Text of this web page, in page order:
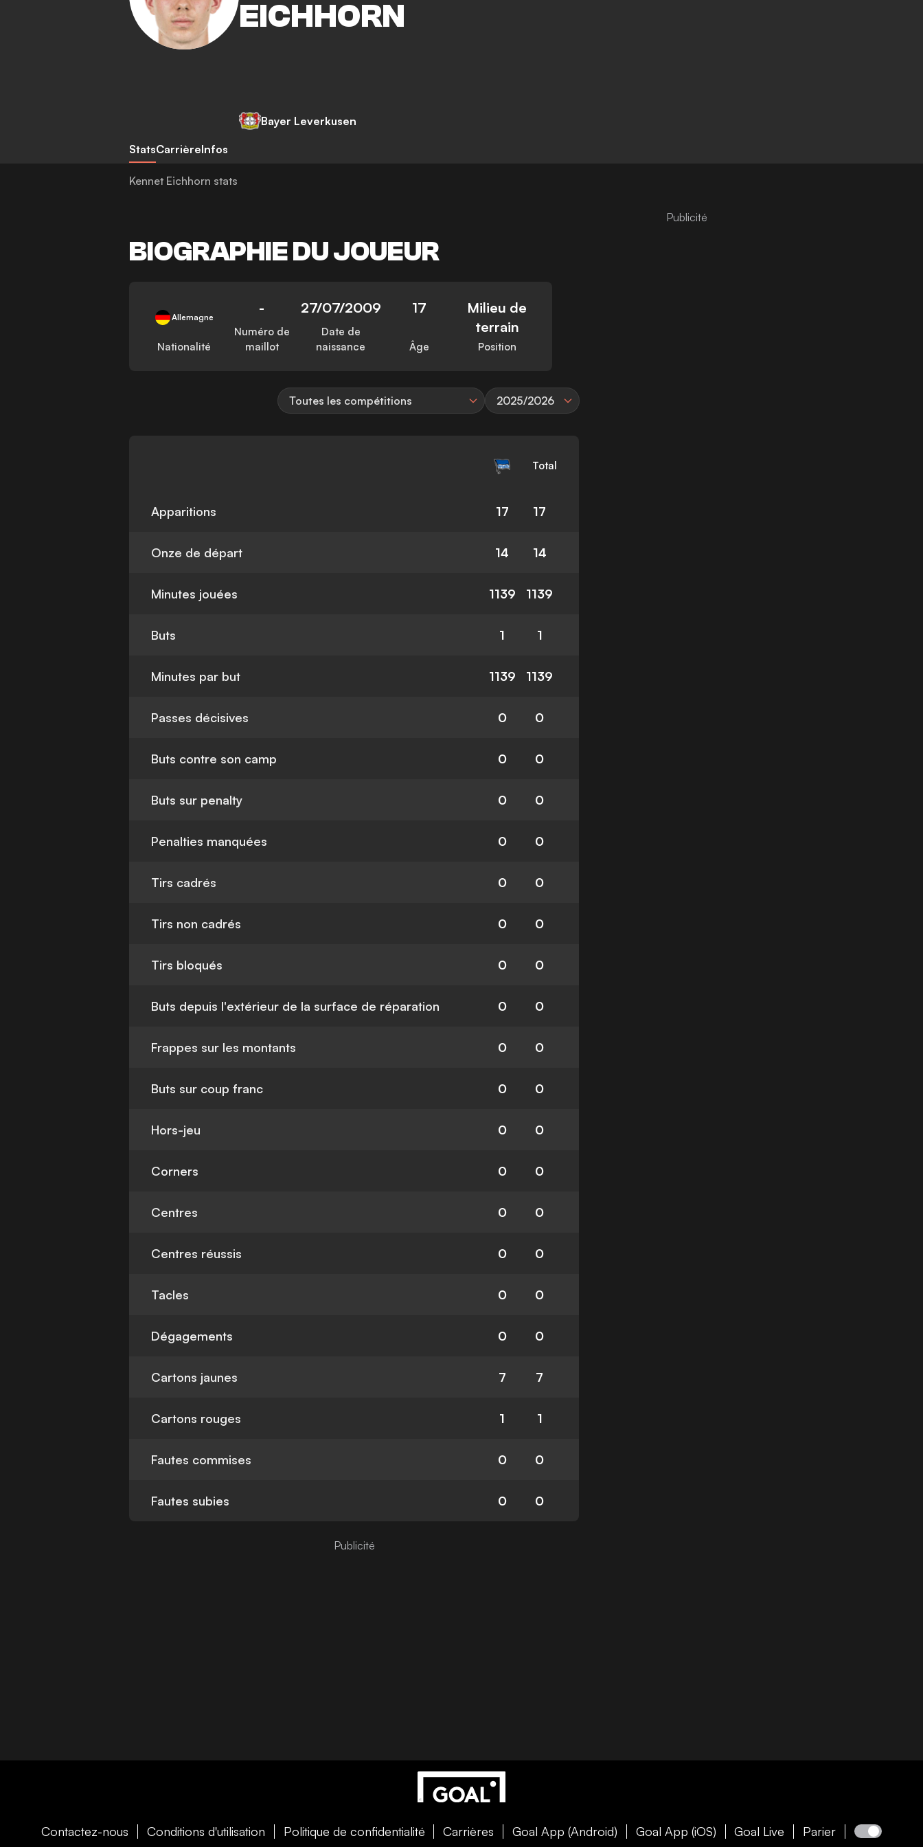
EICHHORN
Bayer Leverkusen
StatsCarrièreInfos
Kennet Eichhorn stats
BIOGRAPHIE DU JOUEUR
Allemagne
Nationalité
-
Numéro de
maillot
27/07/2009
Date de
naissance
17
Âge
Milieu de
terrain
Position
Toutes les compétitions 2025/2026
Total
Apparitions 17 17
Onze de départ 14 14
Minutes jouées 1139 1139
Buts 1 1
Minutes par but 1139 1139
Passes décisives 0 0
Buts contre son camp 0 0
Buts sur penalty 0 0
Penalties manquées 0 0
Tirs cadrés 0 0
Tirs non cadrés 0 0
Tirs bloqués 0 0
Buts depuis l'extérieur de la surface de réparation 0 0
Frappes sur les montants 0 0
Buts sur coup franc 0 0
Hors-jeu 0 0
Corners 0 0
Centres 0 0
Centres réussis 0 0
Tacles 0 0
Dégagements 0 0
Cartons jaunes 7 7
Cartons rouges 1 1
Fautes commises 0 0
Fautes subies 0 0
Contactez-nous Conditions d'utilisation Politique de confidentialité Carrières Goal App (Android) Goal App (iOS) Goal Live Parier